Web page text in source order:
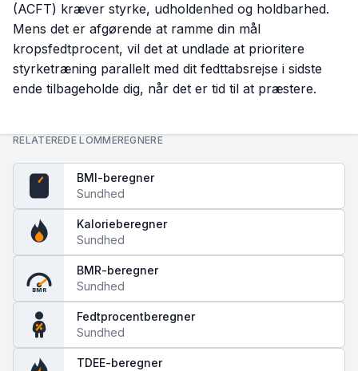
(ACFT) kræver styrke, udholdenhed og holdbarhed.
Mens det er afgørende at ramme din mål
kropsfedtprocent, vil det at undlade at prioritere
styrketræning parallelt med dit fedttabsrejse i sidste
ende tilbageholde dig, når det er tid til at præstere.
RELATEREDE LOMMEREGNERE
BMI-beregner
Sundhed
Kalorieberegner
Sundhed
BMR
BMR-beregner
Sundhed
Fedtprocentberegner
Sundhed
TDEE-beregner